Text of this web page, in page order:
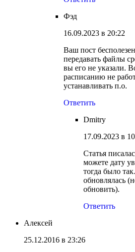
Фэд
16.09.2023 в 20:22
Ваш пост
передавать файлы
вы его не указали.
расписанию не
устанавливать п.о.
Ответить
Dmitry
17.09.2023 в
Статья
можете дату
тогда было
обновлялась
обновить).
Ответить
Алексей
25.12.2016 в 23:26